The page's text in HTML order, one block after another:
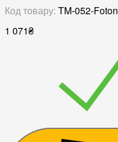
Код товару: TM-052-Foton
1 071₴